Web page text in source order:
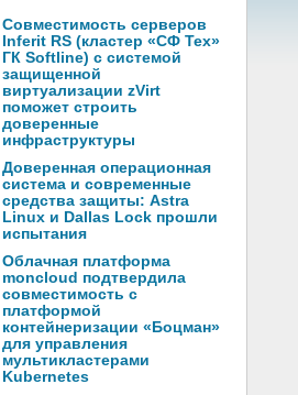
Совместимость серверов
Inferit RS (кластер «СФ Тех»
ГК Softline) с системой
защищенной
виртуализации zVirt
поможет строить
доверенные
инфраструктуры
Доверенная операционная
система и современные
средства защиты: Astra
Linux и Dallas Lock прошли
испытания
Облачная платформа
moncloud подтвердила
совместимость с
платформой
контейнеризации «Боцман»
для управления
мультикластерами
Kubernetes